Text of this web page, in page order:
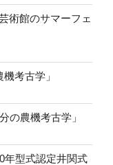
術館のサマーフェ
考古学」
の農機考古学」
年型式認定井関式